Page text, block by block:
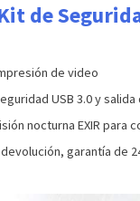
de
de video
USB 3.0 y
nocturna EXIR para
garantía de